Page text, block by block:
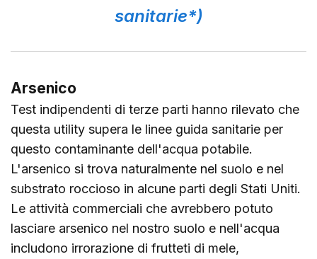
sanitarie*)
Arsenico
Test indipendenti di terze parti hanno rilevato che
questa utility supera le linee guida sanitarie per
questo contaminante dell'acqua potabile.
L'arsenico si trova naturalmente nel suolo e nel
substrato roccioso in alcune parti degli Stati Uniti.
Le attività commerciali che avrebbero potuto
lasciare arsenico nel nostro suolo e nell'acqua
includono irrorazione di frutteti di mele,